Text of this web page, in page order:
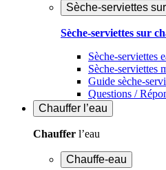
Sèche-serviettes
Sèche-serviettes sur
Sèche-serviettes
Sèche-serviettes
Guide sèche-
Questions /
Chauffer l’eau
Chauffer l’eau
Chauffe-eau